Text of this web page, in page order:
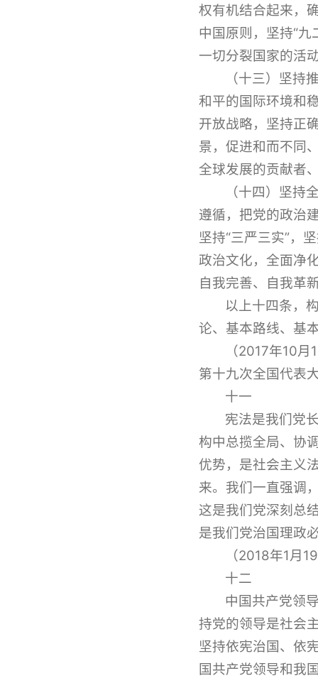
权有机结合起来，
中国原则，坚持“
一切分裂国家的活
（十三）坚持
和平的国际环境和
开放战略，坚持正
景，促进和而不同
全球发展的贡献者
（十四）坚持
遵循，把党的政治
坚持“三严三实”，
政治文化，全面净
自我完善、自我革
以上十四条，
论、基本路线、基
（2017年10
第十九次全国代表
十一
宪法是我们党
构中总揽全局、协
优势，是社会主义
来。我们一直强调
这是我们党深刻总
是我们党治国理政
（2018年1月
十二
中国共产党领
持党的领导是社会
坚持依宪治国、依
国共产党领导和我